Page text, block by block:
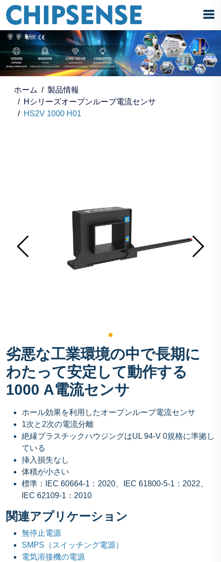
ホーム
製品情報
Hシリーズオープンループ電流センサ
HS2V 1000 H01
劣悪な工業環境の中で長期に
わたって安定して動作する
1000 A電流センサ
ホール効果を利用したオープンループ電流センサ
1次と2次の電流分離
絶縁プラスチックハウジングはUL 94-V 0規格に準拠し
ている
挿入損失なし
体積が小さい
標準：IEC 60664-1：2020、IEC 61800-5-1：2022、
IEC 62109-1：2010
関連アプリケーション
無停止電源
SMPS（スイッチング電源）
電気溶接機の電源